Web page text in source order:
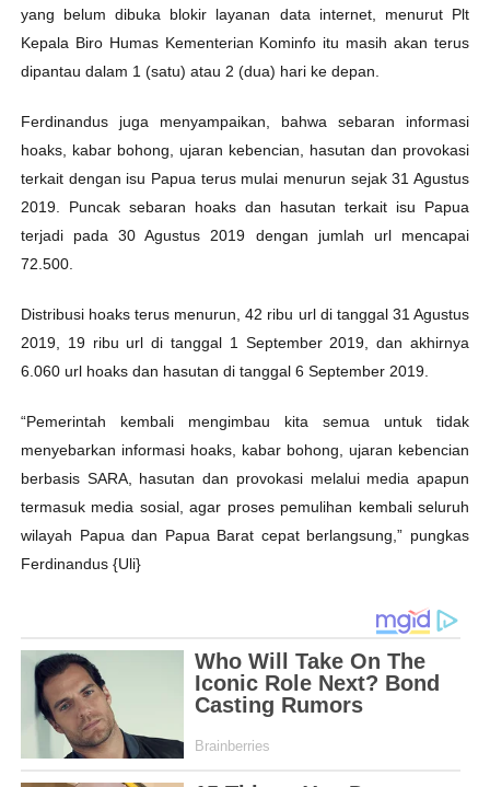
yang belum dibuka blokir layanan data internet, menurut Plt
Kepala Biro Humas Kementerian Kominfo itu masih akan terus
dipantau dalam 1 (satu) atau 2 (dua) hari ke depan.
Ferdinandus juga menyampaikan, bahwa sebaran informasi
hoaks, kabar bohong, ujaran kebencian, hasutan dan provokasi
terkait dengan isu Papua terus mulai menurun sejak 31 Agustus
2019. Puncak sebaran hoaks dan hasutan terkait isu Papua
terjadi pada 30 Agustus 2019 dengan jumlah url mencapai
72.500.
Distribusi hoaks terus menurun, 42 ribu url di tanggal 31 Agustus
2019, 19 ribu url di tanggal 1 September 2019, dan akhirnya
6.060 url hoaks dan hasutan di tanggal 6 September 2019.
“Pemerintah kembali mengimbau kita semua untuk tidak
menyebarkan informasi hoaks, kabar bohong, ujaran kebencian
berbasis SARA, hasutan dan provokasi melalui media apapun
termasuk media sosial, agar proses pemulihan kembali seluruh
wilayah Papua dan Papua Barat cepat berlangsung,” pungkas
Ferdinandus {Uli}